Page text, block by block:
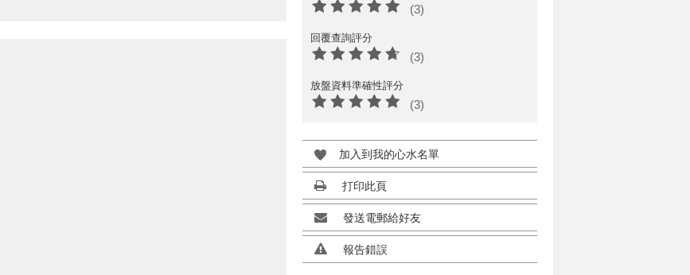
(3)
回覆查詢評分
(3)
放盤資料準確性評分
(3)
加入到我的心水名單
打印此頁
發送電郵給好友
報告錯誤